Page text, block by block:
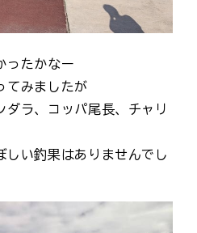
ったかなー
てみましたが
ダラ、コッパ尾長、チャリ
しい釣果はありませんでし